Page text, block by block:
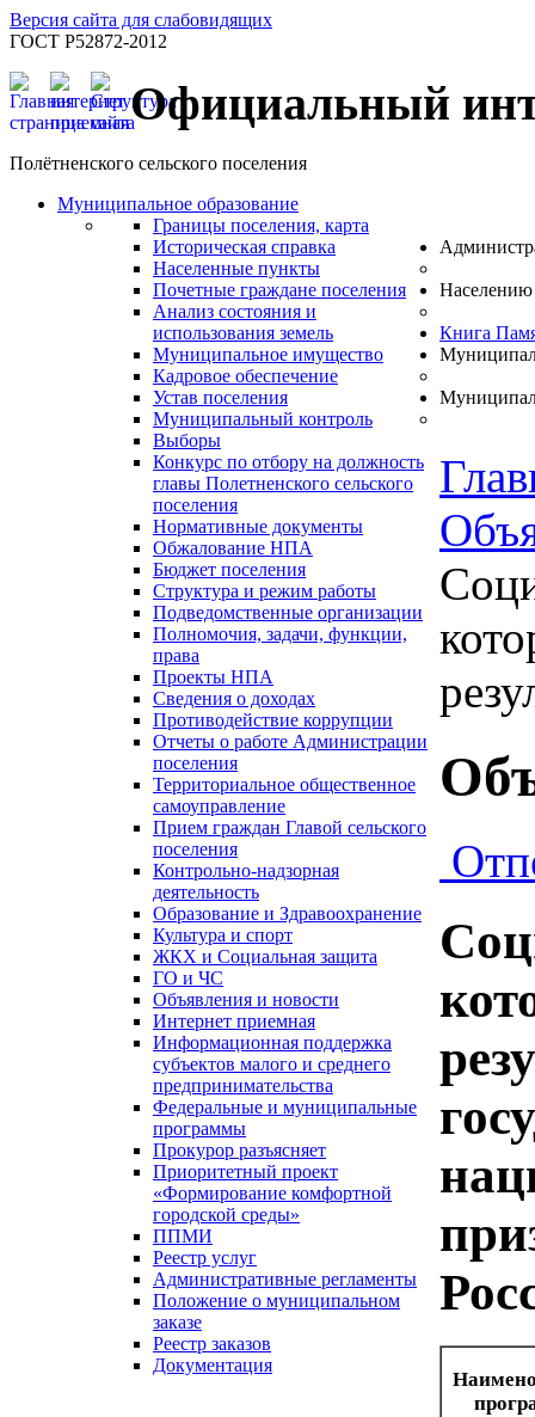
Версия сайта для слабовидящих
ГОСТ Р52872-2012
Официальный
Полётненского сельского поселения
Муниципальное образование
Границы поселения, карта
Историческая справка
Населенные пункты
Почетные граждане поселения
Анализ состояния и
использования земель
Муниципальное имущество
Кадровое обеспечение
Устав поселения
Муниципальный контроль
Выборы
Конкурс по отбору на должность
главы Полетненского сельского
поселения
Нормативные документы
Обжалование НПА
Бюджет поселения
Структура и режим работы
Подведомственные организации
Полномочия, задачи, функции,
права
Проекты НПА
Сведения о доходах
Противодействие коррупции
Отчеты о работе Администрации
поселения
Территориальное общественное
самоуправление
Прием граждан Главой сельского
поселения
Контрольно-надзорная
деятельность
Населению
Образование и Здравоохранение
Культура и спорт
ЖКХ и Социальная защита
ГО и ЧС
Объявления и новости
Интернет приемная
Информационная поддержка
субъектов малого и среднего
предпринимательства
Федеральные и муниципальные
программы
Прокурор разъясняет
Приоритетный проект
«Формирование комфортной
городской среды»
ППМИ
Книга
Реестр услуг
Административные регламенты
Положение о муниципальном
заказе
Реестр заказов
Документация